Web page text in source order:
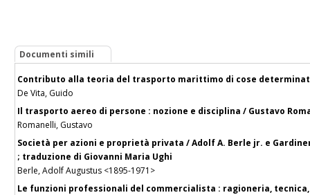
Documenti simili
Contributo alla teoria del trasporto marittimo di cose
De Vita, Guido
Il trasporto aereo di persone : nozione e disciplina / Gustavo
Romanelli, Gustavo
Società per azioni e proprietà privata / Adolf A. Berle jr. e
; traduzione di Giovanni Maria Ughi
Berle, Adolf Augustus <1895-1971>
Le funzioni professionali del commercialista : ragioneria,